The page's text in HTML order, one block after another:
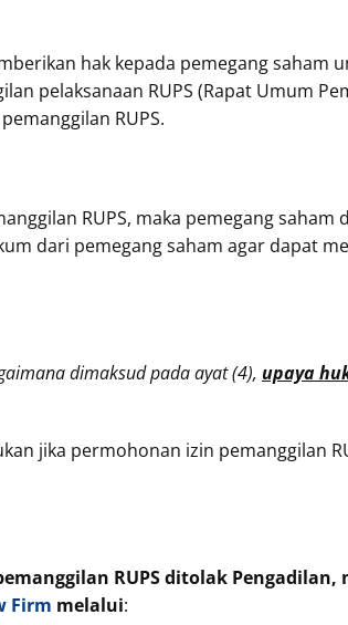
hak kepada pemegang saham
pelaksanaan RUPS (Rapat Umum
RUPS.
RUPS, maka pemegang saham
dari pemegang saham agar dapat
dimaksud pada ayat (4), upaya
jika permohonan izin pemanggilan
RUPS ditolak Pengadilan,
Firm melalui: